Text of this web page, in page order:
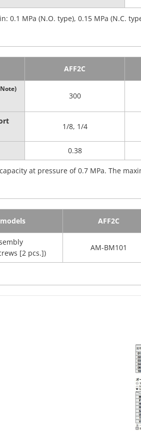
0.1 MPa (N.O. type), 0.15 MPa (N.C.
AFF2C
Note)
300
1/8, 1/4
0.38
at pressure of 0.7 MPa. The
AFF2C
[2 pcs.])
AM-BM101